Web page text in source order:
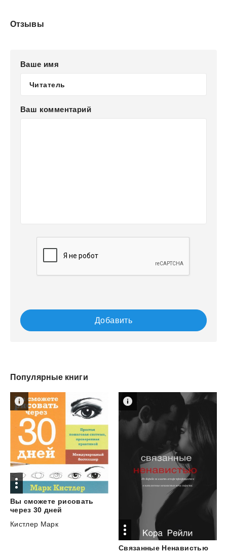
Отзывы
Ваше имя
Ваш комментарий
Добавить
Популярные книги
Вы сможете рисовать
через 30 дней
Кистлер Марк
Связанные Ненавистью